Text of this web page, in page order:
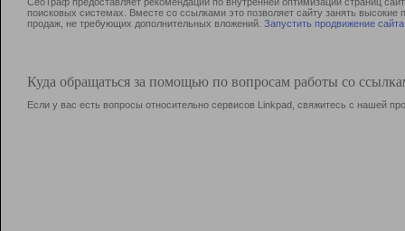
СеоТраф предоставляет рекомендации по внутренней оптимизации страниц
поисковых системах. Вместе со ссылками это позволяет сайту занять
продаж, не требующих дополнительных вложений. Запустить продвижение сайта
Куда обращаться за помощью по вопросам работы со
Если у вас есть вопросы относительно сервисов Linkpad, свяжитесь с нашей